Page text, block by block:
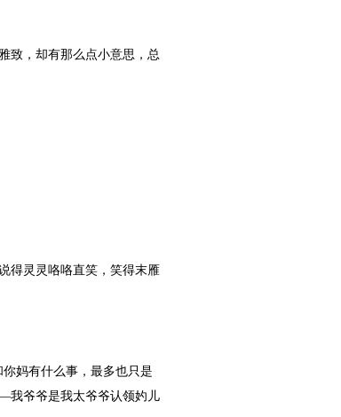
致，却有那么点小意思，总
得灵灵咯咯直笑，笑得末雁
妈有什么事，最多也只是
我爷爷是我太爷爷认领妁儿